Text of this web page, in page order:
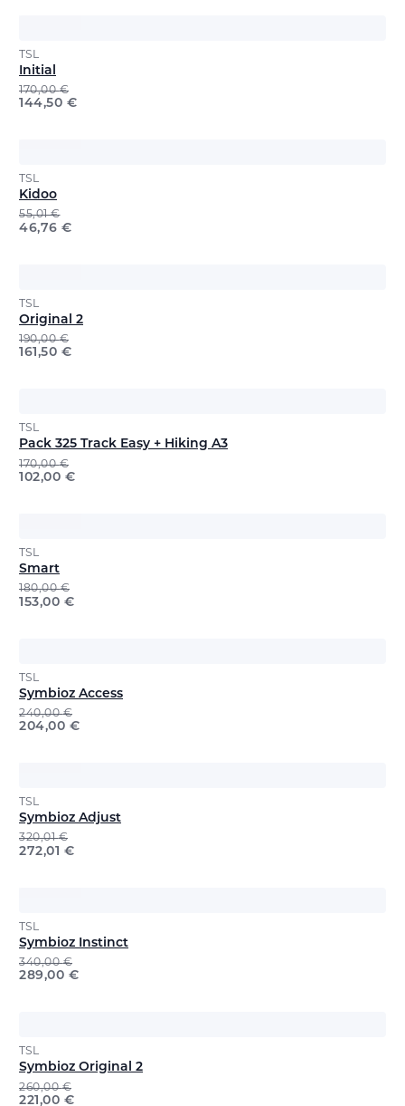
TSL
Initial
170,00€
144,50 €
TSL
Kidoo
55,01€
46,76 €
TSL
Original 2
190,00€
161,50 €
TSL
Pack 325 Track Easy + Hiking A3
170,00€
102,00 €
TSL
Smart
180,00€
153,00 €
TSL
Symbioz Access
240,00€
204,00 €
TSL
Symbioz Adjust
320,01€
272,01 €
TSL
Symbioz Instinct
340,00€
289,00 €
TSL
Symbioz Original 2
260,00€
221,00 €